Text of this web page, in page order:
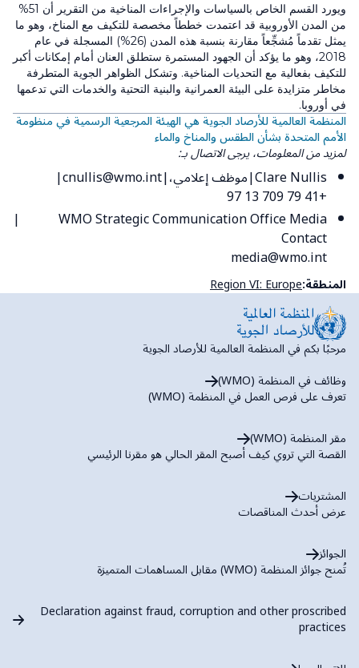
ويورد القسم الخاص بالسياسات والإجراءات المناخية من التقرير أن 51%
من المدن الأوروبية قد اعتمدت خططاً مخصصة للتكيف مع المناخ، وهو ما
يمثل تقدماً مُشجِّعاً مقارنة بنسبة هذه المدن (26%) المسجلة في عام
2018، وهو ما يؤكد أن الجهود المستمرة ستطلق العنان أمام إمكانات أكبر
للتكيف بفعالية مع التحديات المناخية. وتشكل الظواهر الجوية المتطرفة
مخاطر متزايدة على البيئة العمرانية والبنية التحتية والخدمات التي تدعمها
في أوروبا.
المنظمة العالمية للأرصاد الجوية هي الهيئة المرجعية الرسمية في منظومة
الأمم المتحدة بشأن الطقس والمناخ والماء
لمزيد من المعلومات، يرجى الاتصال بـ:
Clare Nullis موظف إعلامي، cnullis@wmo.int
+41 79 709 13 97
WMO Strategic Communication Office Media
Contact
media@wmo.int
المنطقة:Region VI: Europe
مرحبًا بكم في المنظمة العالمية للأرصاد الجوية
وظائف في المنظمة (WMO)
تعرف على فرص العمل في المنظمة (WMO)
مقر المنظمة (WMO)
القصة التي تروي كيف أصبح المقر الحالي هو مقرنا الرئيسي
المشتريات
عرض أحدث المناقصات
الجوائز
تُمنح جوائز المنظمة (WMO) مقابل المساهمات المتميزة
Declaration against fraud, corruption and other proscribed
practices